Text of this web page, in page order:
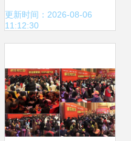
庭生活解决方案
更新时间：2026-08-06
11:12:30